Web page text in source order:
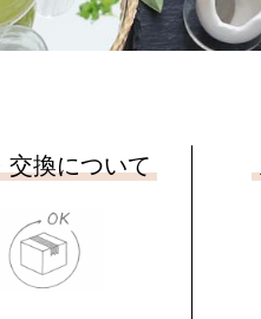
交換について